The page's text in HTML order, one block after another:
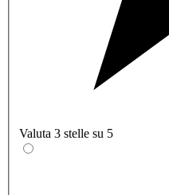
Valuta 3 stelle su 5